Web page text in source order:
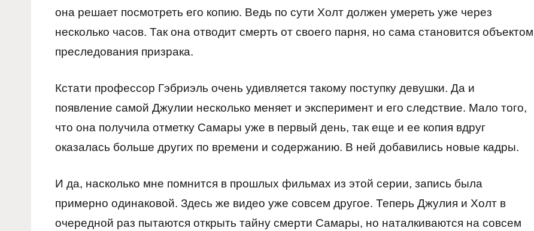
она решает посмотреть его копию. Ведь по сути Холт должен умереть уже через
несколько часов. Так она отводит смерть от своего парня, но сама становится объектом
преследования призрака.
Кстати профессор Гэбриэль очень удивляется такому поступку девушки. Да и
появление самой Джулии несколько меняет и эксперимент и его следствие. Мало того,
что она получила отметку Самары уже в первый день, так еще и ее копия вдруг
оказалась больше других по времени и содержанию. В ней добавились новые кадры.
И да, насколько мне помнится в прошлых фильмах из этой серии, запись была
примерно одинаковой. Здесь же видео уже совсем другое. Теперь Джулия и Холт в
очередной раз пытаются открыть тайну смерти Самары, но наталкиваются на совсем